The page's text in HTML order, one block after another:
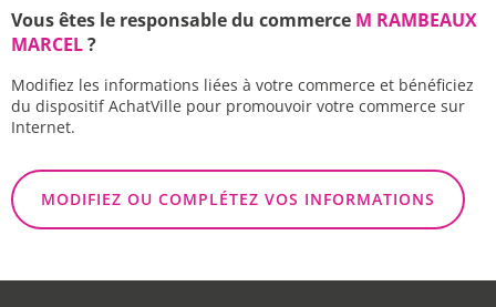
Vous êtes le responsable du commerce M RAMBEAUX
MARCEL?
Modifiez les informations liées à votre commerce et bénéficiez
du dispositif AchatVille pour promouvoir votre commerce sur
Internet.
MODIFIEZ OU COMPLÉTEZ VOS INFORMATIONS